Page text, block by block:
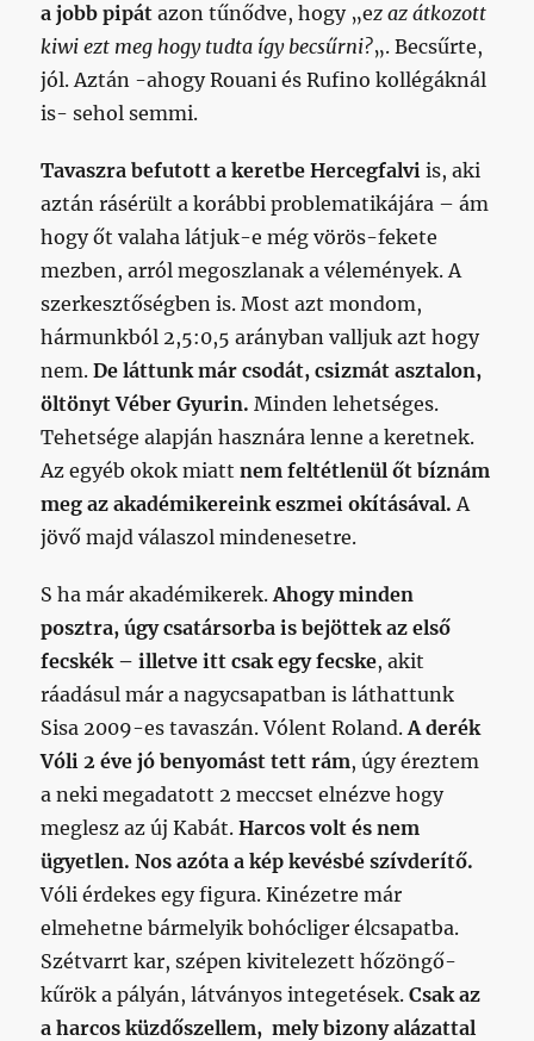
a jobb pipátazon tűnődve, hogy „ez az átkozott
kiwi ezt meg hogy tudta így becsűrni?„. Becsűrte,
jól. Aztán -ahogy Rouani és Rufino kollégáknál
is- sehol semmi.
Tavaszra befutott a keretbe Hercegfalvi is, aki
aztán rásérült a korábbi problematikájára – ám
hogy őt valaha látjuk-e még vörös-fekete
mezben, arról megoszlanak a vélemények. A
szerkesztőségben is. Most azt mondom,
hármunkból 2,5:0,5 arányban valljuk azt hogy
nem.De láttunk már csodát, csizmát asztalon,
öltönyt Véber Gyurin. Minden lehetséges.
Tehetsége alapján hasznára lenne a keretnek.
Az egyéb okok miattnem feltétlenül őt bíznám
meg az akadémikereink eszmei okításával. A
jövő majd válaszol mindenesetre.
S ha már akadémikerek.Ahogy minden
posztra, úgy csatársorba is bejöttek az első
fecskék – illetve itt csak egy fecske, akit
ráadásul már a nagycsapatban is láthattunk
Sisa 2009-es tavaszán. Vólent Roland.A derék
Vóli 2 éve jó benyomást tett rám, úgy éreztem
a neki megadatott 2 meccset elnézve hogy
meglesz az új Kabát.Harcos volt és nem
ügyetlen. Nos azóta a kép kevésbé szívderítő.
Vóli érdekes egy figura. Kinézetre már
elmehetne bármelyik bohócliger élcsapatba.
Szétvarrt kar, szépen kivitelezett hőzöngő-
kűrök a pályán, látványos integetések.Csak az
a harcos küzdőszellem, mely bizony alázattal